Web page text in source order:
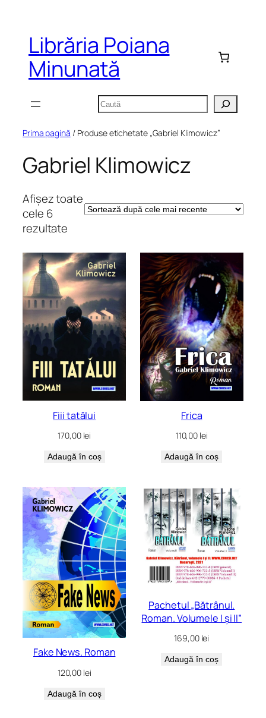
conținutLibrăria Poiana
Minunată
Caută
Prima pagină / Produse etichetate „Gabriel Klimowicz”
Gabriel Klimowicz
Afișez toate
cele 6
rezultate
cele
mai
recente
Fiii tatălui
170,00 lei
Adaugă în coș
Frica
110,00 lei
Adaugă în coș
Fake News. Roman
120,00 lei
Adaugă în coș
Pachetul „Bătrânul.
Roman. Volumele I și II”
169,00 lei
Adaugă în coș